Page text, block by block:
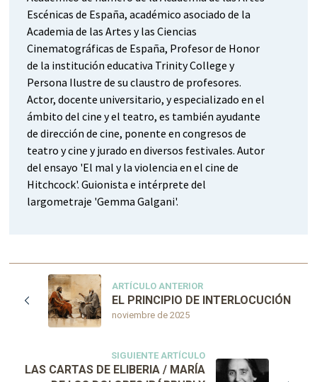
Escénicas de España, académico asociado de la
Academia de las Artes y las Ciencias
Cinematográficas de España, Profesor de Honor
de la institución educativa Trinity College y
Persona Ilustre de su claustro de profesores.
Actor, docente universitario, y especializado en el
ámbito del cine y el teatro, es también ayudante
de dirección de cine, ponente en congresos de
teatro y cine y jurado en diversos festivales. Autor
del ensayo 'El mal y la violencia en el cine de
Hitchcock'. Guionista e intérprete del
largometraje 'Gemma Galgani'.
ARTÍCULO ANTERIOR
noviembre de 2025
EL PRINCIPIO DE INTERLOCUCIÓN
SIGUIENTE ARTÍCULO
LAS CARTAS DE ELIBERIA / MARÍA